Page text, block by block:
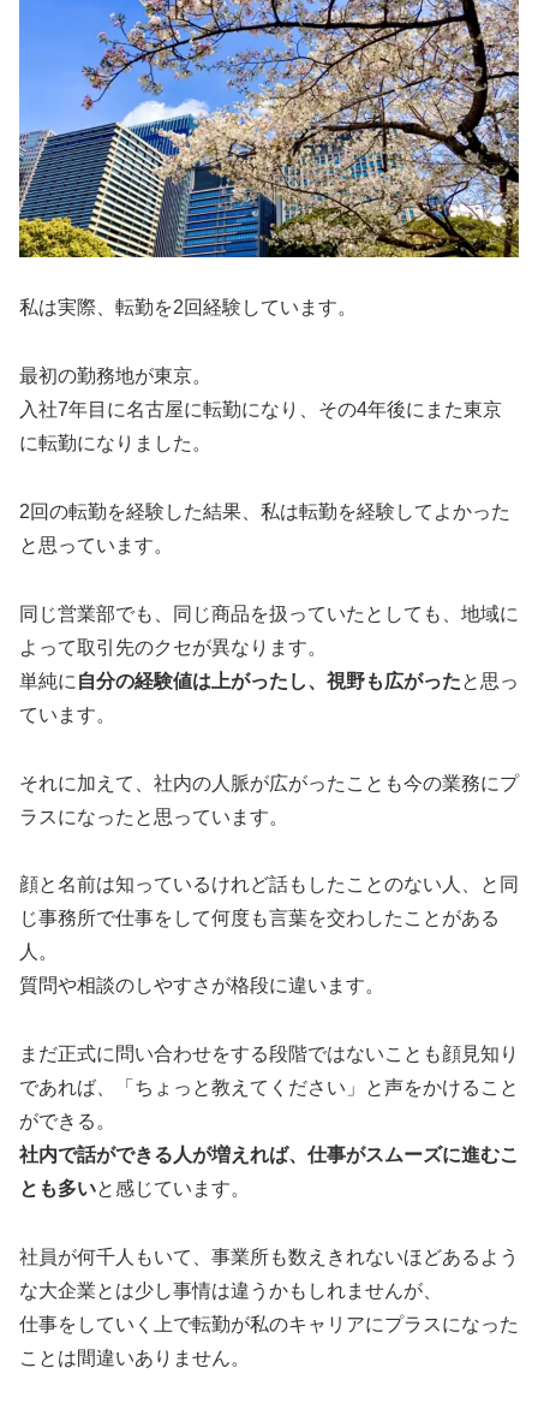
私は実際、転勤を2回経験しています。
最初の勤務地が東京。
入社7年目に名古屋に転勤になり、その4年後にまた東京
に転勤になりました。
2回の転勤を経験した結果、私は転勤を経験してよかった
と思っています。
同じ営業部でも、同じ商品を扱っていたとしても、地域に
よって取引先のクセが異なります。
単純に 自分の経験値は上がったし、視野も広がったと思っ
ています。
それに加えて、社内の人脈が広がったことも今の業務にプ
ラスになったと思っています。
顔と名前は知っているけれど話もしたことのない人、と同
じ事務所で仕事をして何度も言葉を交わしたことがある
人。
質問や相談のしやすさが格段に違います。
まだ正式に問い合わせをする段階ではないことも顔見知り
であれば、「ちょっと教えてください」と声をかけること
ができる。
社内で話ができる人が増えれば、仕事がスムーズに進むこ
とも多いと感じています。
社員が何千人もいて、事業所も数えきれないほどあるよう
な大企業とは少し事情は違うかもしれませんが、
仕事をしていく上で転勤が私のキャリアにプラスになった
ことは間違いありません。